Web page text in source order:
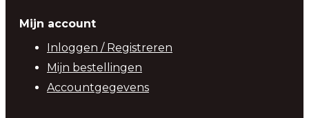
Mijn account
Inloggen / Registreren
Mijn bestellingen
Accountgegevens